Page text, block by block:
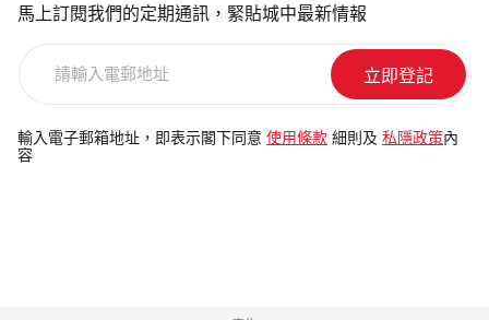
馬上訂閱我們的定期通訊，緊貼城中最新情報
電
郵
輸入電子郵箱地址，即表示閣下同意 使用條款 細則及 私隱政策 內
容